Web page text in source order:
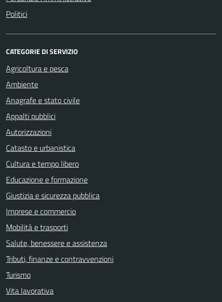
Politici
CATEGORIE DI SERVIZIO
Agricoltura e pesca
Ambiente
Anagrafe e stato civile
Appalti pubblici
Autorizzazioni
Catasto e urbanistica
Cultura e tempo libero
Educazione e formazione
Giustizia e sicurezza pubblica
Imprese e commercio
Mobilità e trasporti
Salute, benessere e assistenza
Tributi, finanze e contravvenzioni
Turismo
Vita lavorativa